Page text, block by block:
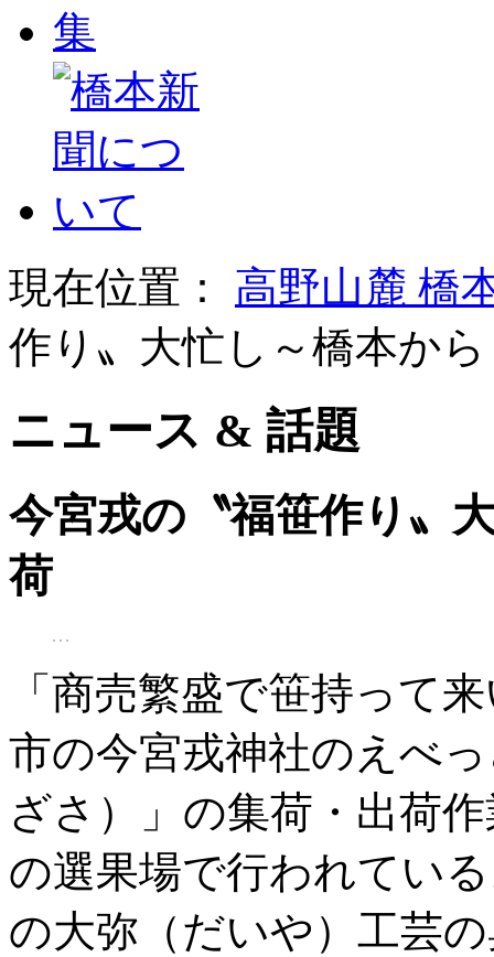
現在位置： 高野山麓 橋
作り〟大忙し～橋本か
ニュース & 話題
今宮戎の〝福笹作り〟
荷
「商売繁盛で笹持って
市の今宮戎神社のえべ
ざさ）」の集荷・出荷
の選果場で行われてい
の大弥（だいや）工芸